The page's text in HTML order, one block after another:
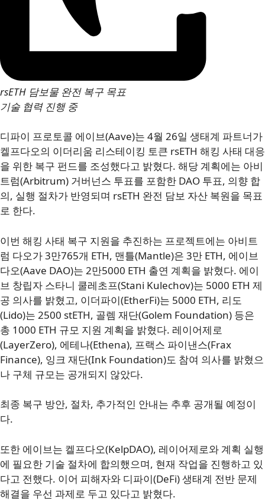
rsETH 담보물 완전 복구 목표
기술 협력 진행 중
디파이 프로토콜 에이브(Aave)는 4월 26일 생태계 파트너가
켈프다오의 이더리움 리스테이킹 토큰 rsETH 해킹 사태 대응
을 위한 복구 펀드를 조성했다고 밝혔다. 해당 계획에는 아비
트럼(Arbitrum) 거버넌스 투표를 포함한 DAO 투표, 의향 합
의, 실행 절차가 반영되며 rsETH 완전 담보 자산 복원을 목표
로 한다.
이번 해킹 사태 복구 지원을 추진하는 프로젝트에는 아비트
럼 다오가 3만765개 ETH, 맨틀(Mantle)은 3만 ETH, 에이브
다오(Aave DAO)는 2만5000 ETH 출연 계획을 밝혔다. 에이
브 창립자 스타니 쿨레초프(Stani Kulechov)는 5000 ETH 제
공 의사를 밝혔고, 이더파이(EtherFi)는 5000 ETH, 리도
(Lido)는 2500 stETH, 골렘 재단(Golem Foundation) 등은
총 1000 ETH 규모 지원 계획을 밝혔다. 레이어제로
(LayerZero), 에테나(Ethena), 프랙스 파이낸스(Frax
Finance), 잉크 재단(Ink Foundation)도 참여 의사를 밝혔으
나 구체 규모는 공개되지 않았다.
최종 복구 방안, 절차, 추가적인 안내는 추후 공개될 예정이
다.
또한 에이브는 켈프다오(KelpDAO), 레이어제로와 계획 실행
에 필요한 기술 절차에 합의했으며, 현재 작업을 진행하고 있
다고 전했다. 이어 피해자와 디파이(DeFi) 생태계 전반 문제
해결을 우선 과제로 두고 있다고 밝혔다.